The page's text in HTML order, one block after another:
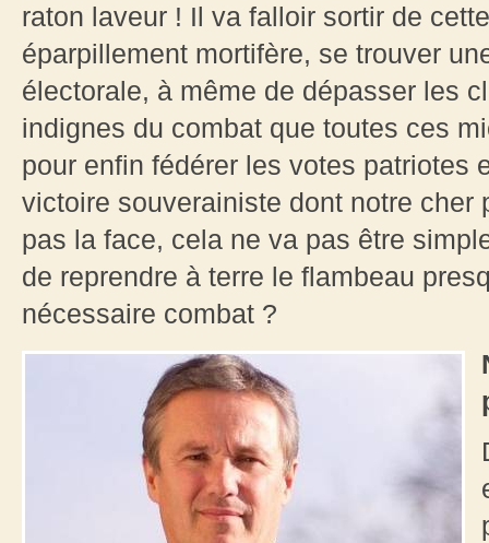
raton laveur ! Il va falloir sortir de
éparpillement mortifère, se trouver
électorale, à même de dépasser les
indignes du combat que toutes ces
pour enfin fédérer les votes patriotes
victoire souverainiste dont notre
pas la face, cela ne va pas être
de reprendre à terre le flambeau
nécessaire combat ?